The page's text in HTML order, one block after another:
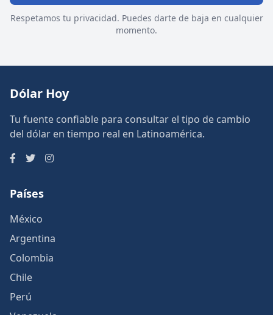
Respetamos tu privacidad. Puedes darte de baja en cualquier
momento.
Dólar Hoy
Tu fuente confiable para consultar el tipo de cambio
del dólar en tiempo real en Latinoamérica.
Países
México
Argentina
Colombia
Chile
Perú